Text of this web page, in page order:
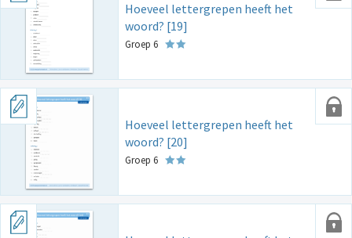
Hoeveel lettergrepen heeft het
woord? [19]
Groep 6
Hoeveel lettergrepen heeft het
woord? [20]
Groep 6